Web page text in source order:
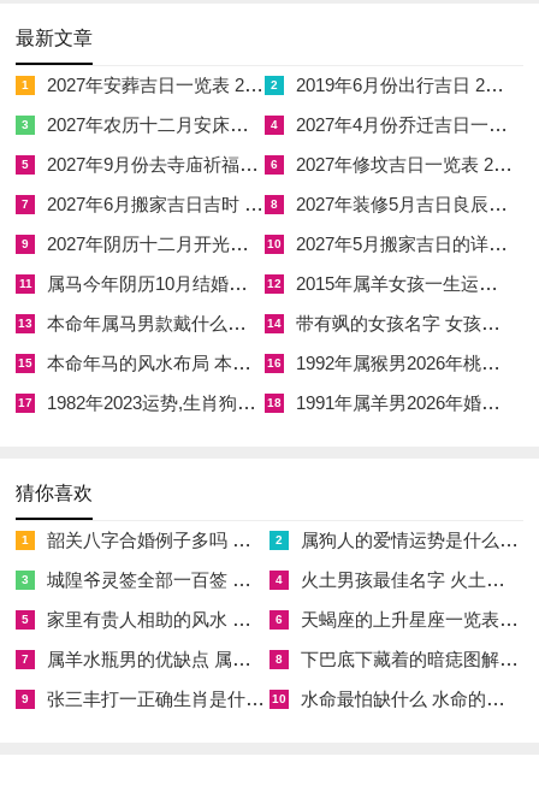
情感世界里，午午自刑带来的损坏性也不容小觑，已婚的属马人
单身者虽然桃花看似旺盛。但多为镜花水月的烂桃花，只要陷
入，便是一场无尽的消耗，健康在领域 才是真正的暴风眼，
特别是在农历五月、十一月非必要不远行，更要谨防交通事故。
进入下半年假如感到诸事不顺。身心俱疲，若想要在纷乱的流年
禄的形态呈现，羊驼谐音「化解」，身负财禄则寓意在动荡中仍
能稳守财库，其材质黑曜石深沉如墨的力量，能有效吸纳本命年
漫长无尽的负面情绪，马上在这漫天火势中寻得一丝清凉的庇
护。
子午狂潮：生肖鼠2026年冲太岁的滔天巨浪
2025年属龙人的全年运势
最新文章
1 2027年安葬吉日一览表 2027年12月安葬吉日一览表 2 2019年6月份出行吉日 2027年6月出行吉日一览表
3 2027年农历十二月安床吉日 2027年正月安床吉日吉时查询 4 2027年4月份乔迁吉日一览表 2027年4月乔迁吉日吉时查询
5 2027年9月份去寺庙祈福的日子 2027年5月去寺庙吉日一览表 6 2027年修坟吉日一览表 2027年农历2月修坟吉日一览表
7 2027年6月搬家吉日吉时 2027年农历6月搬家吉日一览表 8 2027年装修5月吉日良辰查询表 2027年农历5月装修吉日一览表
9 2027年阴历十二月开光吉日 2027年12月开光吉日一览表 10 2027年5月搬家吉日的详细解释 2027年5月搬家吉日吉时查询
11 属马今年阴历10月结婚好吗 属马还有几年本命年结婚呢好吗 12 2015年属羊女孩一生运势 2015年属羊女2026年健康运好吗
13 本命年属马男款戴什么财神 本命年属马男士戴什么好一点 14 带有飒的女孩名字 女孩取名字带飒字有什么名字好听
15 本命年马的风水布局 本命年马的佛像怎么摆放 16 1992年属猴男2026年桃花运 1992年属猴男2026年感情运如何
17 1982年2023运势,生肖狗1982年2023运势 18 1991年属羊男2026年婚姻运势 1991年属羊男2026年感情运如何
猜你喜欢
1 韶关八字合婚例子多吗 韶关八字测风水 2 属狗人的爱情运势是什么意思 属狗的人爱情观
3 城隍爷灵签全部一百签 城隍爷灵签解签大全 4 火土男孩最佳名字 火土属性的字男孩名字有哪些
5 家里有贵人相助的风水 家里有贵人是什么意思 6 天蝎座的上升星座一览表 天蝎座的上升星座查询
7 属羊水瓶男的优缺点 属羊水瓶座男生性格爱情观 8 下巴底下藏着的暗痣图解 下巴尖底下有痣代表什么
9 张三丰打一正确生肖是什么意思 张三丰是指什么生肖 10 水命最怕缺什么 水命的人忌什么